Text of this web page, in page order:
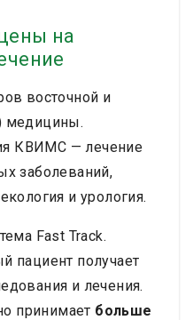
на
восточной и
медицины.
КВИМС — лечение
заболеваний,
и урология.
Fast Track.
пациент получает
и лечения.
принимает больше